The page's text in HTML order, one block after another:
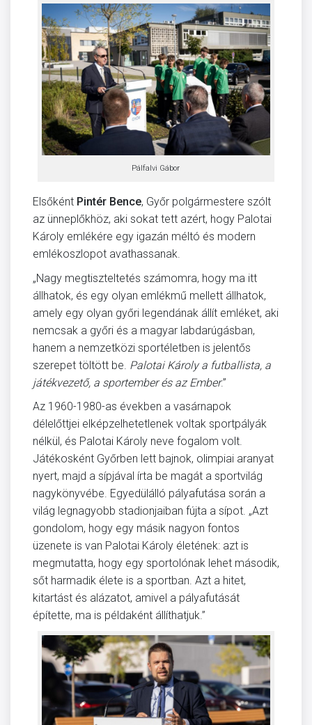
Pálfalvi Gábor
Elsőként Pintér Bence, Győr polgármestere szólt
az ünneplőkhöz, aki sokat tett azért, hogy Palotai
Károly emlékére egy igazán méltó és modern
emlékoszlopot avathassanak.
„Nagy megtiszteltetés számomra, hogy ma itt
állhatok, és egy olyan emlékmű mellett állhatok,
amely egy olyan győri legendának állít emléket, aki
nemcsak a győri és a magyar labdarúgásban,
hanem a nemzetközi sportéletben is jelentős
szerepet töltött be. Palotai Károly a futballista, a
játékvezető, a sportember és az Ember.”
Az 1960-1980-as években a vasárnapok
délelőttjei elképzelhetetlenek voltak sportpályák
nélkül, és Palotai Károly neve fogalom volt.
Játékosként Győrben lett bajnok, olimpiai aranyat
nyert, majd a sípjával írta be magát a sportvilág
nagykönyvébe. Egyedülálló pályafutása során a
világ legnagyobb stadionjaiban fújta a sípot. „Azt
gondolom, hogy egy másik nagyon fontos
üzenete is van Palotai Károly életének: azt is
megmutatta, hogy egy sportolónak lehet második,
sőt harmadik élete is a sportban. Azt a hitet,
kitartást és alázatot, amivel a pályafutását
építette, ma is példaként állíthatjuk.”